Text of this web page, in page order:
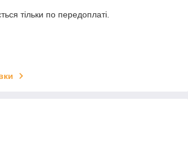
тільки по передоплаті.